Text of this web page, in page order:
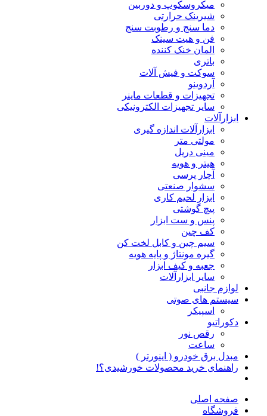
میکروسکوپ و دوربین
شیرینک حرارتی
دما سنج و رطوبت سنج
فن و هیت سینک
المان خنک کننده
باتری
سوکت و فیش آلات
آردوینو
تجهیزات و قطعات ماینر
سایر تجهیزات الکترونیکی
ابزارآلات
ابزارآلات اندازه گیری
مولتی متر
مینی دریل
هیتر و هویه
آچار پرسی
سشوار صنعتی
ابزار لحیم کاری
پیچ گوشتی
پنس و ست ابزار
کف چین
سیم چین و کابل لخت کن
گیره مونتاژ و پایه هویه
جعبه و کیف ابزار
سایر ابزارآلات
لوازم جانبی
سیستم های صوتی
اسپیکر
دکوراتیو
رقص نور
ساعت
مبدل برق خودرو ( اینورتر )
راهنمای خرید محصولات خورشیدی؟!
صفحه اصلی
فروشگاه